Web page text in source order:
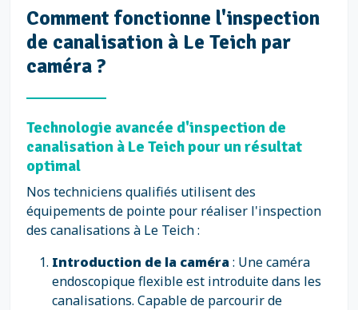
Comment fonctionne l'inspection
de canalisation à Le Teich par
caméra ?
Technologie avancée d'inspection de
canalisation à Le Teich pour un résultat
optimal
Nos techniciens qualifiés utilisent des
équipements de pointe pour réaliser l'inspection
des canalisations à Le Teich :
Introduction de la caméra: Une caméra
endoscopique flexible est introduite dans les
canalisations. Capable de parcourir de